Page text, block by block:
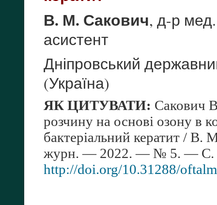
В. М. Сакович, д-р
асистент
Дніпровський
(Україна)
ЯК ЦИТУВАТИ: Сакович
розчину на основі озону в
бактеріальний кератит /
журн. — 2022. — № 5. — С.
http://doi.org/10.31288/